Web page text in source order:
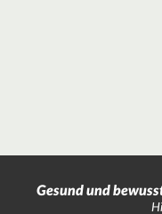
Gesund und